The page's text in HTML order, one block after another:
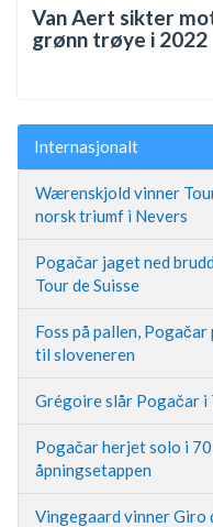
Van Aert sikter
grønn trøye i 2022
Internasjonalt
Wærenskjold vinner
norsk triumf i Nevers
Pogačar jaget ned
Tour de Suisse
Foss på pallen,
til sloveneren
Grégoire slår Pogačar i
Pogačar herjet solo i 70
åpningsetappen
Vingegaard vinner Giro